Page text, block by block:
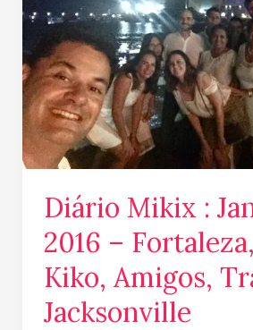
Diário Mikix :
2016 –
Kiko, Amigos,
Jacksonville
Mikix
Janeiro
2016
–
Fortaleza,
Niver
Amigos,
Trabalho
e
Jacksonville